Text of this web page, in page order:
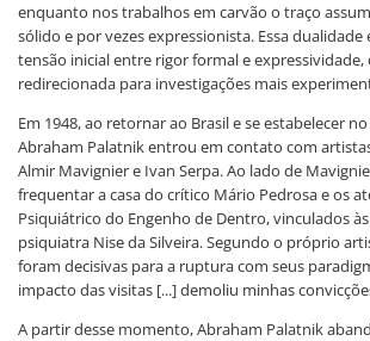
enquanto nos trabalhos em carvão o traço
sólido e por vezes expressionista. Essa dualidade
tensão inicial entre rigor formal e expressividade,
redirecionada para investigações mais
Em 1948, ao retornar ao Brasil e se estabelecer
Abraham Palatnik entrou em contato com
Almir Mavignier e Ivan Serpa. Ao lado de
frequentar a casa do crítico Mário Pedrosa e os
Psiquiátrico do Engenho de Dentro, vinculados
psiquiatra Nise da Silveira. Segundo o próprio
foram decisivas para a ruptura com seus
impacto das visitas [...] demoliu minhas
A partir desse momento, Abraham Palatnik